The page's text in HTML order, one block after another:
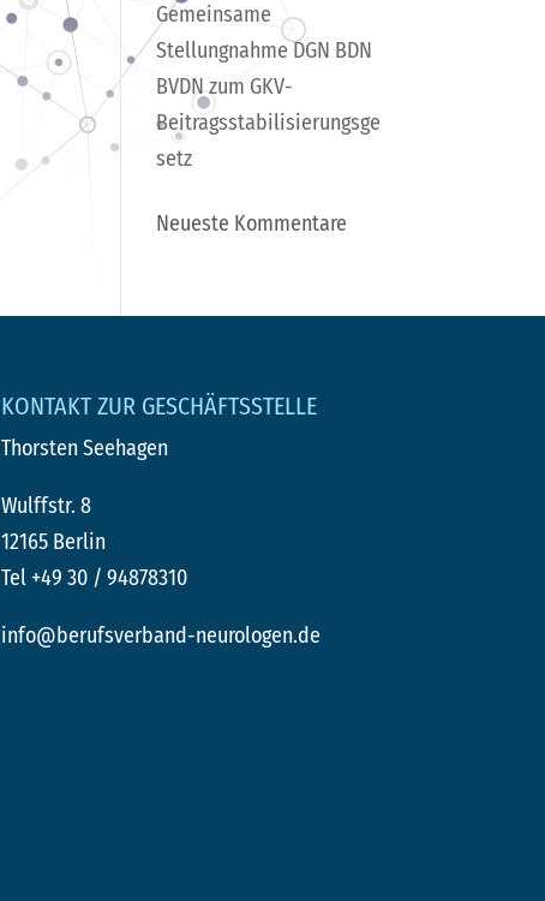
Gemeinsame
Stellungnahme DGN BDN
BVDN zum GKV-
Beitragsstabilisierungsge
setz
Neueste Kommentare
KONTAKT ZUR GESCHÄFTSSTELLE
Thorsten Seehagen
Wulffstr. 8
12165 Berlin
Tel +49 30 / 94878310
info@berufsverband-neurologen.de